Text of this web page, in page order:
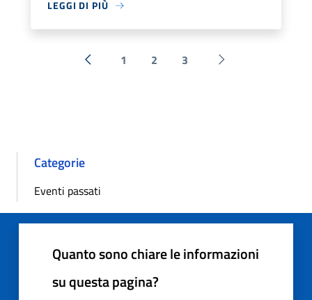
LEGGI DI PIÙ
« Precedente
1 2 3 Successiva »
Categorie
Eventi passati
Quanto sono chiare le informazioni
su questa pagina?